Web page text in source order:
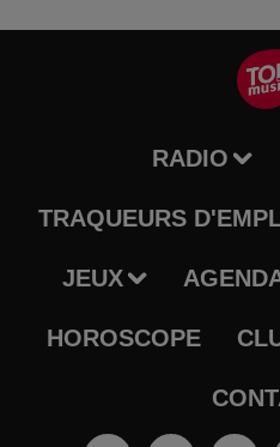
RADIO
TRAQUEURS
JEUX
HOROSCOPE